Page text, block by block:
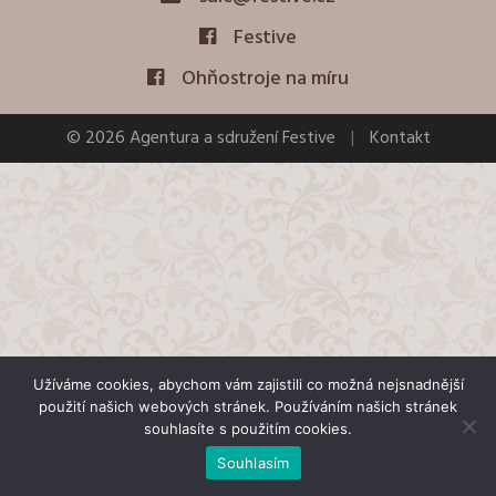
Festive
Ohňostroje na míru
© 2026 Agentura a sdružení Festive | Kontakt
Užíváme cookies, abychom vám zajistili co možná nejsnadnější
použití našich webových stránek. Používáním našich stránek
souhlasíte s použitím cookies.
Souhlasím